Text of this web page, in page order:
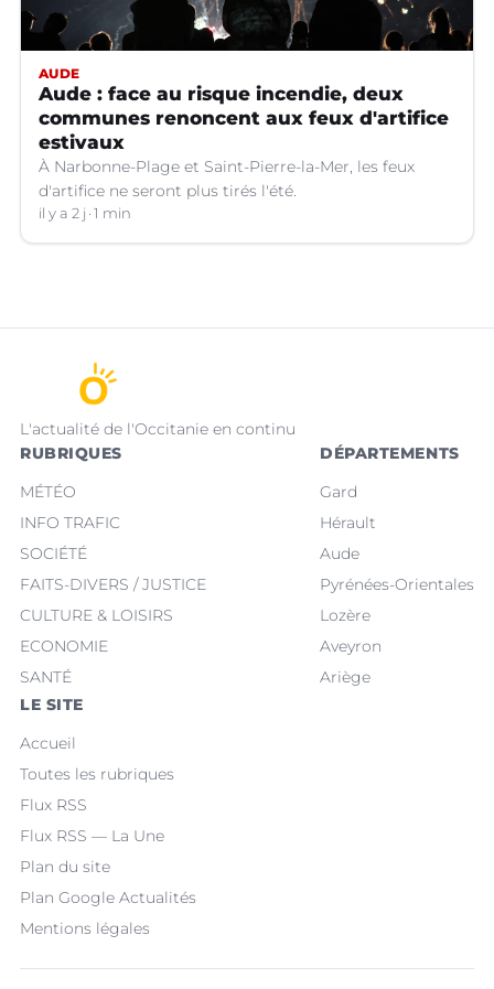
AUDE
Aude : face au risque incendie, deux
communes renoncent aux feux d'artifice
estivaux
À Narbonne-Plage et Saint-Pierre-la-Mer, les feux
d'artifice ne seront plus tirés l'été.
il y a 2 j 1 min
L'actualité de l'Occitanie en continu
RUBRIQUES
MÉTÉO
INFO TRAFIC
SOCIÉTÉ
FAITS-DIVERS / JUSTICE
CULTURE & LOISIRS
ECONOMIE
SANTÉ
DÉPARTEMENTS
Gard
Hérault
Aude
Pyrénées-Orientales
Lozère
Aveyron
Ariège
LE SITE
Accueil
Toutes les rubriques
Flux RSS
Flux RSS — La Une
Plan du site
Plan Google Actualités
Mentions légales